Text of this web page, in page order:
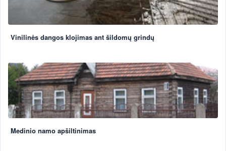
Vinilinės dangos klojimas ant šildomų grindų
Medinio namo apšiltinimas